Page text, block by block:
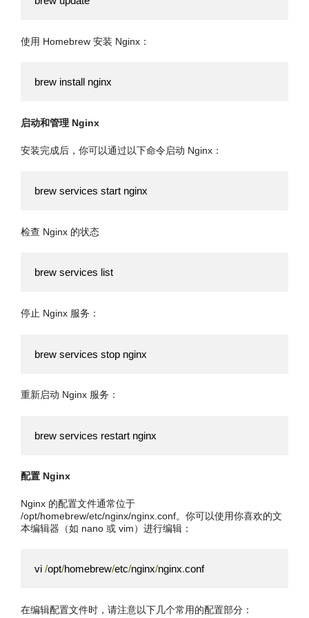
使用 Homebrew 安装 Nginx：
brew install nginx
启动和管理 Nginx
安装完成后，你可以通过以下命令启动 Nginx：
brew services start nginx
检查 Nginx 的状态
brew services list
停止 Nginx 服务：
brew services stop nginx
重新启动 Nginx 服务：
brew services restart nginx
配置 Nginx
Nginx 的配置文件通常位于
/opt/homebrew/etc/nginx/nginx.conf。你可以使用你喜欢的文
本编辑器（如 nano 或 vim）进行编辑：
vi /opt/homebrew/etc/nginx/nginx.conf
在编辑配置文件时，请注意以下几个常用的配置部分：